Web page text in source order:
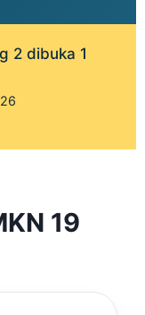
2 dibuka 1
19